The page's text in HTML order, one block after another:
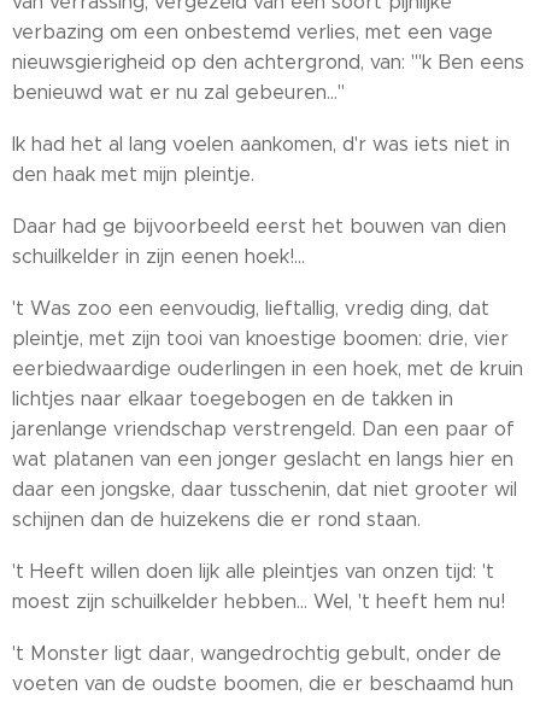
verbazing om een onbestemd verlies, met een vage
nieuwsgierigheid op den achtergrond, van: "'k Ben eens
benieuwd wat er nu zal gebeuren..."
Ik had het al lang voelen aankomen, d'r was iets niet in
den haak met mijn pleintje.
Daar had ge bijvoorbeeld eerst het bouwen van dien
schuilkelder in zijn eenen hoek!...
't Was zoo een eenvoudig, lieftallig, vredig ding, dat
pleintje, met zijn tooi van knoestige boomen: drie, vier
eerbiedwaardige ouderlingen in een hoek, met de kruin
lichtjes naar elkaar toegebogen en de takken in
jarenlange vriendschap verstrengeld. Dan een paar of
wat platanen van een jonger geslacht en langs hier en
daar een jongske, daar tusschenin, dat niet grooter wil
schijnen dan de huizekens die er rond staan.
't Heeft willen doen lijk alle pleintjes van onzen tijd: 't
moest zijn schuilkelder hebben... Wel, 't heeft hem nu!
't Monster ligt daar, wangedrochtig gebult, onder de
voeten van de oudste boomen, die er beschaamd hun